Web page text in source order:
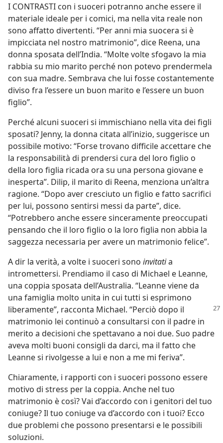
I CONTRASTI con i suoceri potranno anche essere il
materiale ideale per i comici, ma nella vita reale non
sono affatto divertenti. “Per anni mia suocera si è
impicciata nel nostro matrimonio”, dice Reena, una
donna sposata dell’India. “Molte volte sfogavo la mia
rabbia su mio marito perché non potevo prendermela
con sua madre. Sembrava che lui fosse costantemente
diviso fra l’essere un buon marito e l’essere un buon
figlio”.
Perché alcuni suoceri si immischiano nella vita dei figli
sposati? Jenny, la donna citata all’inizio, suggerisce un
possibile motivo: “Forse trovano difficile accettare che
la responsabilità di prendersi cura del loro figlio o
della loro figlia ricada ora su una persona giovane e
inesperta”. Dilip, il marito di Reena, menziona un’altra
ragione. “Dopo aver cresciuto un figlio e fatto sacrifici
per lui, possono sentirsi messi da parte”, dice.
“Potrebbero anche essere sinceramente preoccupati
pensando che il loro figlio o la loro figlia non abbia la
saggezza necessaria per avere un matrimonio felice”.
A dir la verità, a volte i suoceri sono invitatia
intromettersi. Prendiamo il caso di Michael e Leanne,
una coppia sposata dell’Australia. “Leanne viene da
una famiglia molto unita in cui tutti si esprimono
liberamente”, racconta Michael. “Perciò dopo il
matrimonio lei continuò a consultarsi con il padre in
merito a decisioni che spettavano a noi due. Suo padre
aveva molti buoni consigli da darci, ma il fatto che
Leanne si rivolgesse a lui e non a me mi feriva”.
Chiaramente, i rapporti con i suoceri possono essere
motivo di stress per la coppia. Anche nel tuo
matrimonio è così? Vai d’accordo con i genitori del tuo
coniuge? Il tuo coniuge va d’accordo con i tuoi? Ecco
due problemi che possono presentarsi e le possibili
soluzioni.